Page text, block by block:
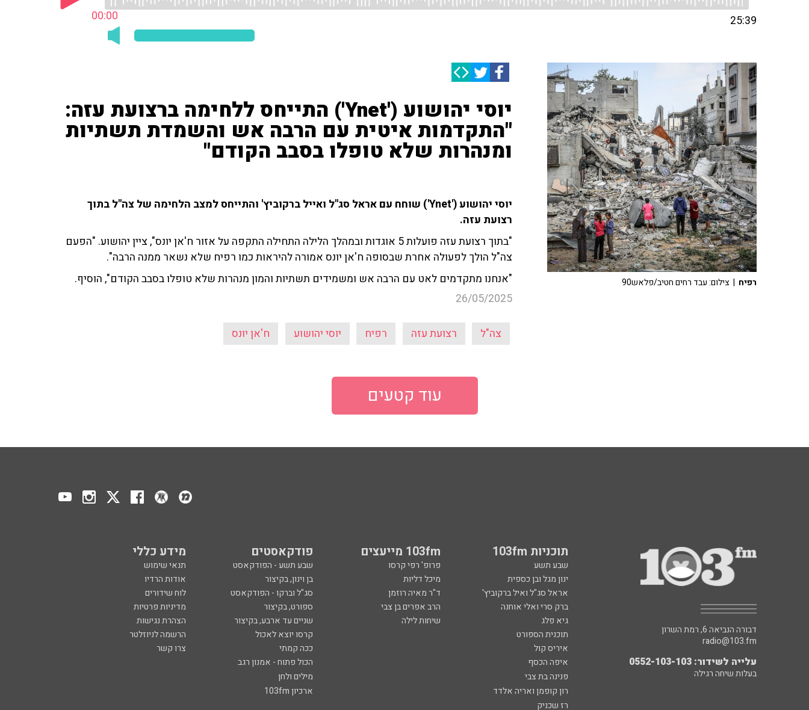
00:00 25:39
יוסי יהושוע ('Ynet') התייחס ללחימה ברצועת עזה:
"התקדמות איטית עם הרבה אש והשמדת תשתיות
ומנהרות שלא טופלו בסבב הקודם"
יוסי יהושוע ('Ynet') שוחח עם אראל סג"ל ואייל ברקוביץ' והתייחס למצב הלחימה של צה"ל בתוך
רצועת עזה.
"בתוך רצועת עזה פועלות 5 אוגדות ובמהלך הלילה התחילה התקפה על אזור ח'אן יונס", ציין יהושוע. "הפעם
צה"ל הולך לפעולה אחרת שבסופה ח'אן יונס אמורה להיראות כמו רפיח שלא נשאר ממנה הרבה".
"אנחנו מתקדמים לאט עם הרבה אש ומשמידים תשתיות והמון מנהרות שלא טופלו בסבב הקודם", הוסיף.
26/05/2025
צה"ל רצועת עזה רפיח יוסי יהושוע ח'אן יונס
רפיח | צילום: עבד רחים חטיב/פלאש90
עוד קטעים
תוכניות 103fm 103fm מייעצים פודקאסטים מידע כללי
שבע תשע פרופ' רפי קרסו שבע תשע - הפודקאסט
תנאי שימוש
ינון מגל ובן כספית
מיכל דליות בן וינון, בקיצור
אודות הרדיו
אראל סג"ל ואיל ברקוביץ'
ד"ר מאיה רוזמן סג"ל וברקו - הפודקאסט
לוח שידורים
ברק סרי ואלי אוחנה
הרב אפרים בן צבי ספורט, בקיצור
מדיניות פרטיות
גיא פלג
שיחות לילה שניים עד ארבע, בקיצור
הצהרת נגישות
תוכנית הספורט
קרסו יוצא לאכול
הרשמה לניוזלטר
איריס קול
ככה קמתי
צרו קשר
איפה הכסף
הכול פתוח - אמנון רגב
פנינה בת צבי
מילים ולחן
רון קופמן ואריה אלדד
ארכיון 103fm
רז שכניק
דבורה הנביאה 6, רמת השרון
radio@103.fm
עלייה לשידור: 0552-103-103
בעלות שיחה רגילה